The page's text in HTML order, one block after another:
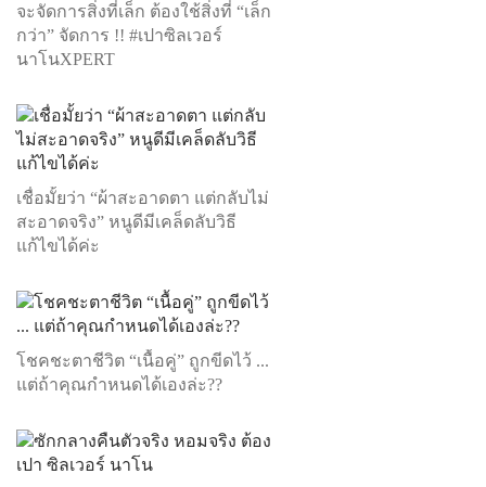
จะจัดการสิ่งที่เล็ก ต้องใช้สิ่งที่ “เล็ก
กว่า” จัดการ !! #เปาซิลเวอร์
นาโนXPERT
เชื่อมั้ยว่า “ผ้าสะอาดตา แต่กลับไม่
สะอาดจริง” หนูดีมีเคล็ดลับวิธี
แก้ไขได้ค่ะ
โชคชะตาชีวิต “เนื้อคู่” ถูกขีดไว้ ...
แต่ถ้าคุณกำหนดได้เองล่ะ??